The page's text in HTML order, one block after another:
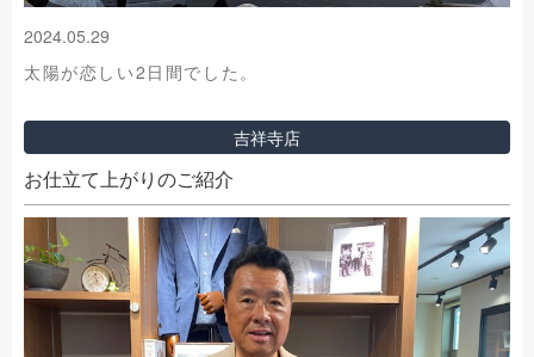
2024.05.29
太陽が恋しい2日間でした。
吉祥寺店
お仕立て上がりのご紹介